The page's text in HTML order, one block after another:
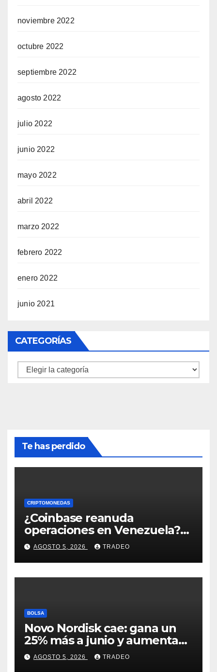
noviembre 2022
octubre 2022
septiembre 2022
agosto 2022
julio 2022
junio 2022
mayo 2022
abril 2022
marzo 2022
febrero 2022
enero 2022
junio 2021
CATEGORÍAS
Categorías
Te has perdido
CRIPTOMONEDAS
¿Coinbase reanuda
operaciones en Venezuela?
Post críptico enciende el
debate
AGOSTO 5, 2026 TRADEO
BOLSA
Novo Nordisk cae: gana un
25% más a junio y aumenta
previsiones, pero no
convence
AGOSTO 5, 2026 TRADEO